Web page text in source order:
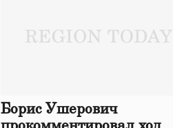
Борис Ушерович